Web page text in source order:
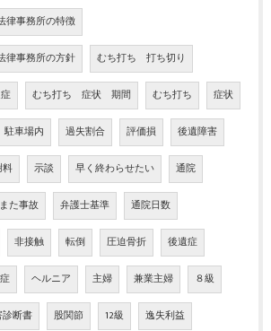
律事務所の特徴
律事務所の方針 むち打ち 打ち切り
むち打ち 症状 期間 むち打ち 症状
駐車場内 過失割合 評価損 後遺障害
料 示談 早く終わらせたい 通院
また事故 弁護士基準 通院日数
非接触 転倒 圧迫骨折 後遺症
ヘルニア 主婦 兼業主婦 ８級
断書 股関節 12級 逸失利益